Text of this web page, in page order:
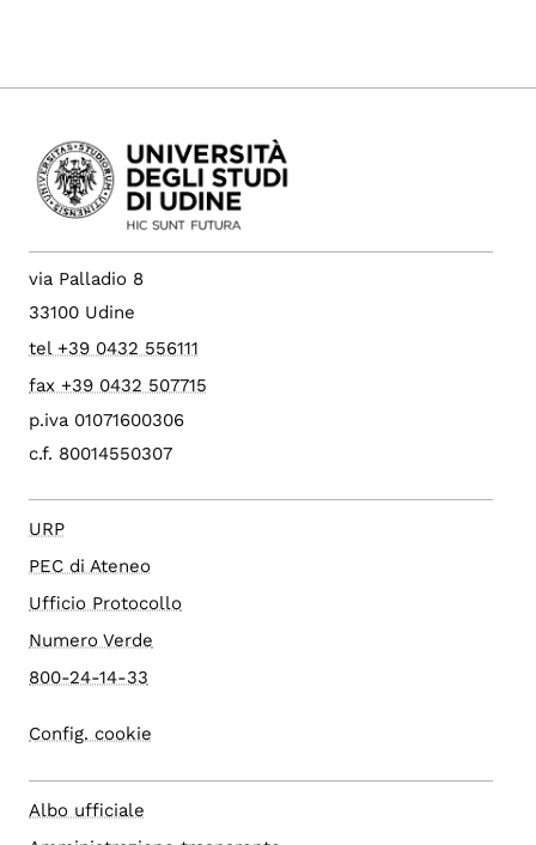
via Palladio 8
33100 Udine
tel +39 0432 556111
fax +39 0432 507715
p.iva 01071600306
c.f. 80014550307
URP
PEC di Ateneo
Ufficio Protocollo
Numero Verde
800-24-14-33
Config. cookie
Albo ufficiale